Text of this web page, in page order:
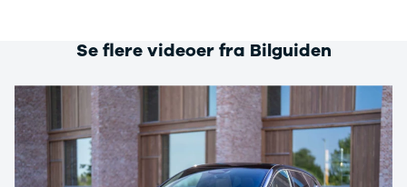
Se flere videoer fra Bilguiden